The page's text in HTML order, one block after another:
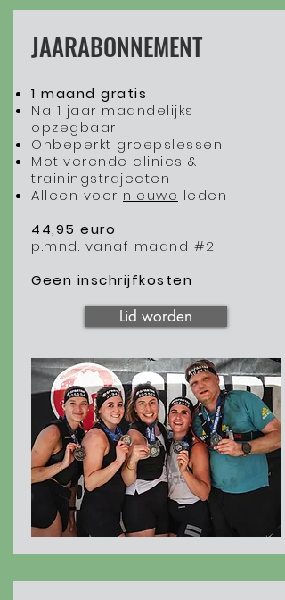
JAARABONNEMENT
1 maand gratis
Na 1 jaar maandelijks
opzegbaar
Onbeperkt groepslessen
Motiverende clinics &
trainingstrajecten
Alleen voor nieuwe leden
44,95 euro
p.mnd. vanaf maand #2
Geen inschrijfkosten
Lid worden